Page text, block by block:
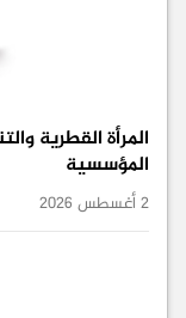
المرأة القطرية
المؤسسية
2 أغسطس 2026